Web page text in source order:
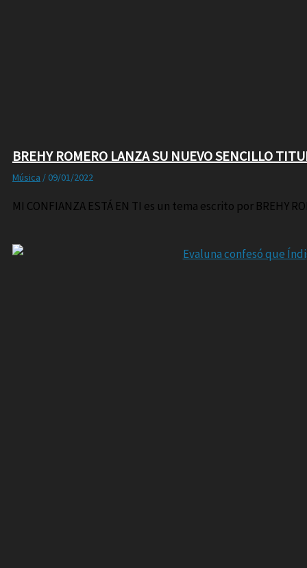
BREHY ROMERO LANZA SU NUEVO SENCILLO
Música / 09/01/2022
MI CONFIANZA ESTÁ EN TI es un tema escrito por